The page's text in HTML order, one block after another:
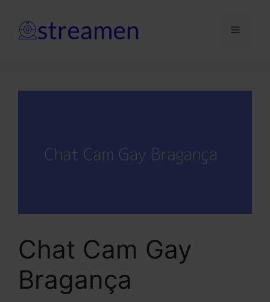
para
Menu
Chat Cam Gay
Bragança